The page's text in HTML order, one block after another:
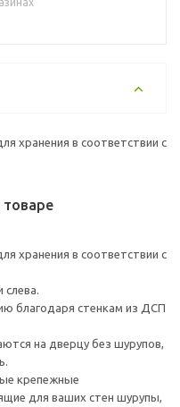
хранения в соответствии с
хранения в соответствии с
благодаря стенкам из ДСП
на дверцу без шурупов,
крепежные
для ваших стен шурупы,